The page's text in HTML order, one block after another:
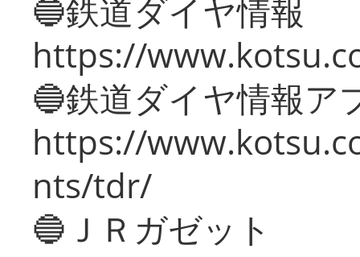
🔵鉄道ダイヤ情報
https://
🔵鉄道ダイヤ情報ア
https://
nts/tdr/
🔵ＪＲガゼット